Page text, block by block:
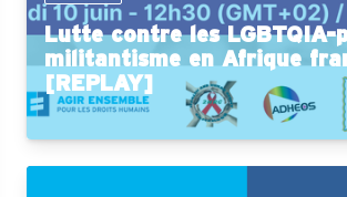
Lutte contre les LGBTQIA-
militantisme en Afrique
[REPLAY]